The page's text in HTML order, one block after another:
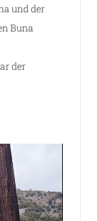
und der
Buna
der